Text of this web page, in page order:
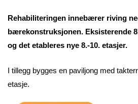
Rehabiliteringen innebærer riving
bærekonstruksjonen. Eksisterende
og det etableres nye 8.-10. etasjer.
I tillegg bygges en paviljong med
etasje.